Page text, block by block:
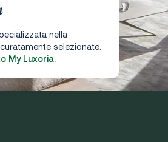
nella
selezionate.
My Luxoria.